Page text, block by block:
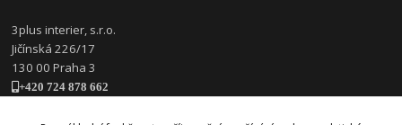
3plus interier, s.r.o.
Jičínská 226/17
130 00 Praha 3
+420 724 878 662